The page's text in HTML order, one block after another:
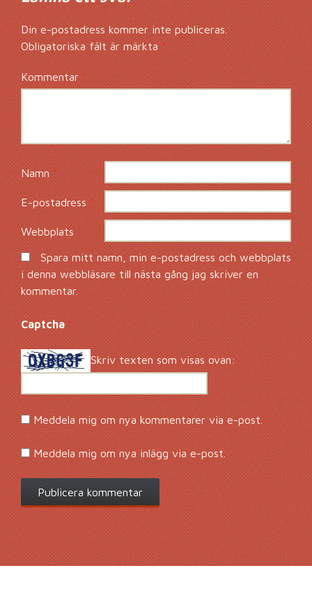
Din e-postadress kommer inte publiceras.
Obligatoriska fält är märkta *
Kommentar*
Namn *
E-postadress*
Webbplats
Spara mitt namn, min e-postadress och webbplats
i denna webbläsare till nästa gång jag skriver en
kommentar.
Captcha *
Skriv texten som visas ovan:
Meddela mig om nya kommentarer via e-post.
Meddela mig om nya inlägg via e-post.